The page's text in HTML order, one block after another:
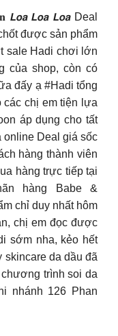
𝙇𝙤𝙖 𝙇𝙤𝙖 𝙇𝙤𝙖 Deal
được sản phẩm
sale Hadi chơi lớn
của shop, còn có
đấy ạ #Hadi tổng
các chị em tiện lựa
áp dụng cho tất
online Deal giá sốc
hàng thành viên
hàng trực tiếp tại
hàng Babe &
chỉ duy nhất hôm
chị em đọc được
sớm nha, kẻo hết
skincare da dầu đã
trình soi da
nhánh 126 Phan